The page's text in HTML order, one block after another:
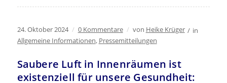
24. Oktober 2024 / 0 Kommentare / von Heike Krüger / in
Allgemeine Informationen, Pressemitteilungen
Saubere Luft in Innenräumen ist
existenziell für unsere Gesundheit: